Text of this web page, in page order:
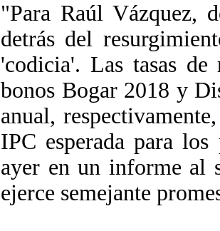
"Para Raúl Vázquez,
detrás del
'codicia'. Las tasas
bonos Bogar 2018 y
anual,
IPC esperada para los
ayer en un informe al
ejerce semejante